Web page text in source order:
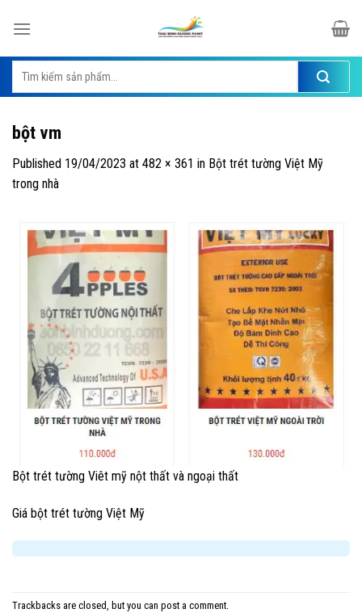
Tìm
kiếm:
bột vm
Published 19/04/2023 at 482 × 361 in Bột trét tường Việt Mỹ
trong nhà
Bột trét tường Viêt mỹ nột thất và ngoại thất
Giá bột trét tường Việt Mỹ
Trackbacks are closed, but you can post a comment.